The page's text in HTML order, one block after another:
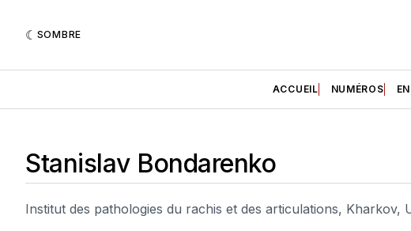
SOMBRE
ACCUEIL NUMÉROS
Stanislav Bondarenko
Institut des pathologies du rachis et des articulations, Kharkov,